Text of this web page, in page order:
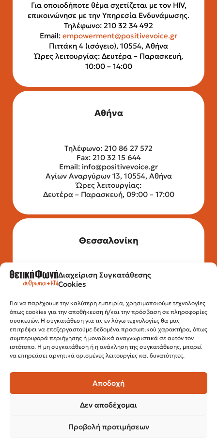
Διαχείριση Συγκατάθεσης
Cookies
Για να παρέχουμε την καλύτερη εμπειρία, χρησιμοποιούμε τεχνολογίες
όπως cookies για την αποθήκευση ή/και την πρόσβαση σε πληροφορίες
συσκευών. Η συγκατάθεση για τις εν λόγω τεχνολογίες θα μας
επιτρέψει να επεξεργαστούμε δεδομένα προσωπικού χαρακτήρα, όπως
συμπεριφορά περιήγησης ή μοναδικά αναγνωριστικά σε αυτόν τον
ιστότοπο. Η μη συγκατάθεση ή η ανάκληση της συγκατάθεσης, μπορεί
να επηρεάσει αρνητικά ορισμένες λειτουργίες και δυνατότητες.
Αποδοχή
Δεν αποδέχομαι
Προβολή προτιμήσεων
Για οποιοδήποτε θέμα σχετίζεται με τον HIV,
επικοινώνησε με την Υπηρεσία Ενδυνάμωσης.
Τηλέφωνο: 210 32 34 492
Email: empowerment@positivevoice.gr
Πιττάκη 4 (ισόγειο), 10554, Αθήνα
Ώρες λειτουργίας: Δευτέρα – Παρασκευή,
10:00 – 14:00
Αθήνα
Τηλέφωνο: 210 86 27 572
Fax: 210 32 15 644
Email: info@positivevoice.gr
Αγίων Αναργύρων 13, 10554, Αθήνα
Ώρες λειτουργίας:
Δευτέρα – Παρασκευή, 09:00 – 17:00
Θεσσαλονίκη
Τηλέφωνο: 2315 525 020
Fax: 210 32 15 644
Εγνατίας 112, 3ος όροφος, 54622,
Θεσσαλονίκη
Ώρες λειτουργίας:
Δευτέρα – Παρασκευή, 10:00 –14:00